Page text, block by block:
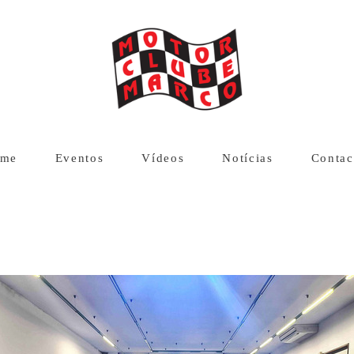
Eventos Vídeos Notícias